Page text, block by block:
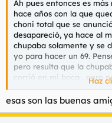
Ah pues entonces es
hace años con la que
choni total que se
desapareció, ya hace al
chupaba solamente y se
yo para hacer un 69.
pero resulta que la
corrió en mi boca , pero
meando no, una corrida
Haz
esas son las buenas